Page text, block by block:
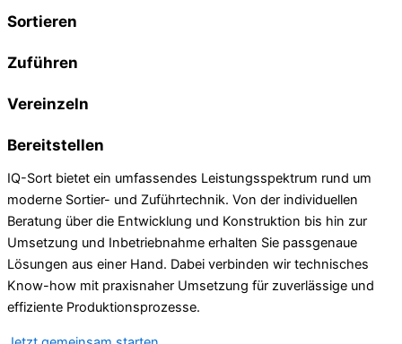
Sortieren
Zuführen
Vereinzeln
Bereitstellen
IQ-Sort bietet ein umfassendes Leistungsspektrum rund um
moderne Sortier- und Zuführtechnik. Von der individuellen
Beratung über die Entwicklung und Konstruktion bis hin zur
Umsetzung und Inbetriebnahme erhalten Sie passgenaue
Lösungen aus einer Hand. Dabei verbinden wir technisches
Know-how mit praxisnaher Umsetzung für zuverlässige und
effiziente Produktionsprozesse.